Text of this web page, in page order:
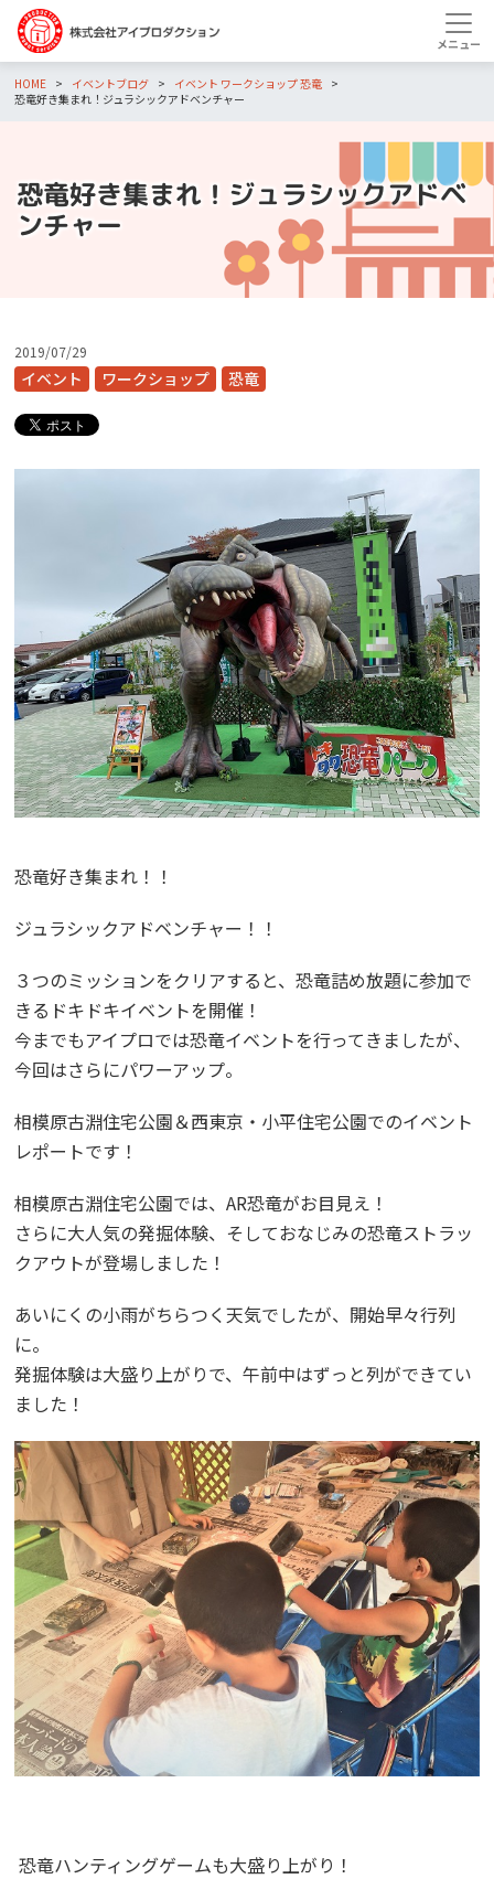
HOME イベントブログ イベント ワークショップ恐竜
恐竜好き集まれ！ジュラシックアドベンチャー
恐竜好き集まれ！ジュラシックアドベ
ンチャー
2019/07/29
イベント ワークショップ 恐竜
恐竜好き集まれ！！
ジュラシックアドベンチャー！！
３つのミッションをクリアすると、恐竜詰め放題に参加で
きるドキドキイベントを開催！
今までもアイプロでは恐竜イベントを行ってきましたが、
今回はさらにパワーアップ。
相模原古淵住宅公園＆西東京・小平住宅公園でのイベント
レポートです！
相模原古淵住宅公園では、AR恐竜がお目見え！
さらに大人気の発掘体験、そしておなじみの恐竜ストラッ
クアウトが登場しました！
あいにくの小雨がちらつく天気でしたが、開始早々行列
に。
発掘体験は大盛り上がりで、午前中はずっと列ができてい
ました！
恐竜ハンティングゲームも大盛り上がり！